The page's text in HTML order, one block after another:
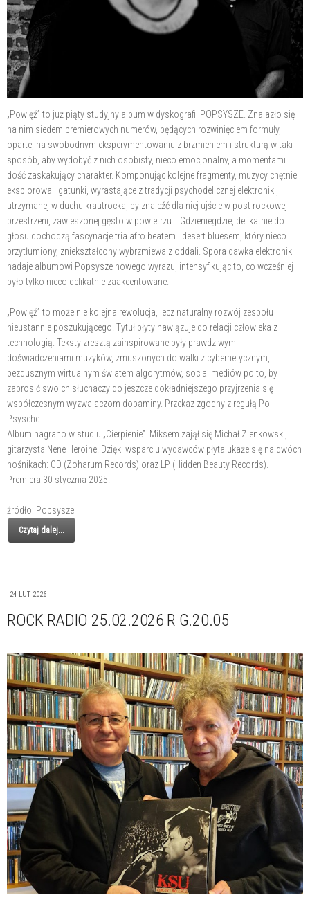
„Powięź” to już piąty studyjny album w dyskografii POPSYSZE. Znalazło się
na nim siedem premierowych numerów, będących rozwinięciem formuły,
opartej na swobodnym eksperymentowaniu z brzmieniem i strukturą w taki
sposób, aby wydobyć z nich osobisty, nieco emocjonalny, a momentami
dość zaskakujący charakter. Komponując kolejne fragmenty, muzycy chętnie
eksplorowali gatunki, wyrastające z tradycji psychodelicznej elektroniki,
utrzymanej w duchu krautrocka, by znaleźć dla niej ujście w post rockowej
przestrzeni, zawieszonej gęsto w powietrzu... Gdzieniegdzie, delikatnie do
głosu dochodzą fascynacje tria afro beatem i desert bluesem, który nieco
przytłumiony, zniekształcony wybrzmiewa z oddali. Spora dawka elektroniki
nadaje albumowi Popsysze nowego wyrazu, intensyfikując to, co wcześniej
było tylko nieco delikatnie zaakcentowane.
„Powięź” to może nie kolejna rewolucja, lecz naturalny rozwój zespołu
nieustannie poszukującego. Tytuł płyty nawiązuje do relacji człowieka z
technologią. Teksty zresztą zainspirowane były prawdziwymi
doświadczeniami muzyków, zmuszonych do walki z cybernetycznym,
bezdusznym wirtualnym światem algorytmów, social mediów po to, by
zaprosić swoich słuchaczy do jeszcze dokładniejszego przyjrzenia się
współczesnym wyzwalaczom dopaminy. Przekaz zgodny z regułą Po-
Psysche.
Album nagrano w studiu „Cierpienie”. Miksem zajął się Michał Zienkowski,
gitarzysta Nene Heroine. Dzięki wsparciu wydawców płyta ukaże się na dwóch
nośnikach: CD (Zoharum Records) oraz LP (Hidden Beauty Records).
Premiera 30 stycznia 2025.
źródło: Popsysze
Czytaj dalej...
24 LUT 2026
ROCK RADIO 25.02.2026 R G.20.05